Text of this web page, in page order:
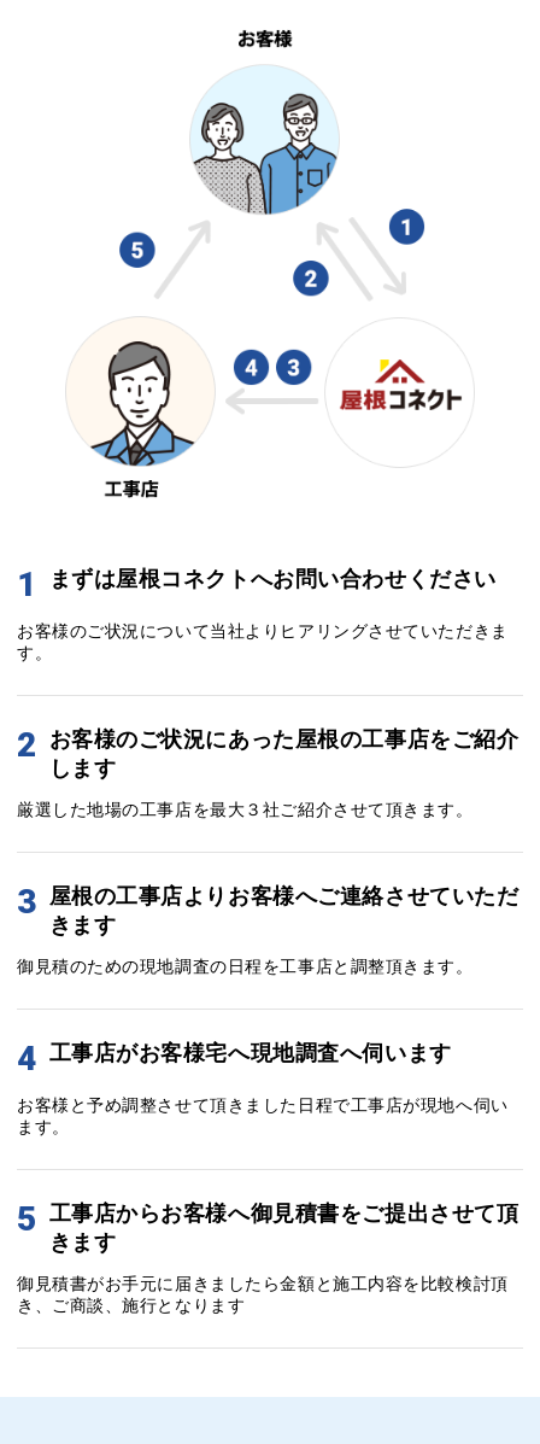
1 まずは屋根コネクトへお問い合わせください
お客様のご状況について当社よりヒアリングさせていただきま
す。
2
お客様のご状況にあった屋根の工事店をご紹介
します
厳選した地場の工事店を最大３社ご紹介させて頂きます。
3 屋根の工事店よりお客様へご連絡させていただ
きます
御見積のための現地調査の日程を工事店と調整頂きます。
4 工事店がお客様宅へ現地調査へ伺います
お客様と予め調整させて頂きました日程で工事店が現地へ伺い
ます。
5 工事店からお客様へ御見積書をご提出させて頂
きます
御見積書がお手元に届きましたら金額と施工内容を比較検討頂
き、ご商談、施行となります